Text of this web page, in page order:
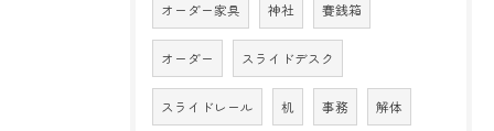
オーダー家具 神社 賽銭箱
オーダー スライドデスク
スライドレール 机 事務 解体